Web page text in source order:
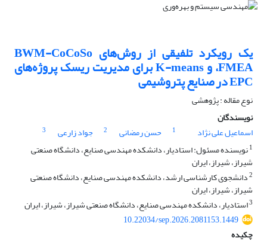
یک رویکرد تلفیقی از روش‌های BWM-CoCoSo
،FMEA و K-means برای مدیریت ریسک پروژه‌های
EPC در صنایع پتروشیمی
نوع مقاله : پژوهشی
نویسندگان
اسماعیل علی نژاد
1 حسن رمضانی 2 جواد زارعی
3
1نویسنده مسئول: استادیار، دانشکده مهندسی صنایع، دانشگاه صنعتی
شیراز، شیراز، ایران
2دانشجوی کارشناسی ارشد، دانشکده مهندسی صنایع، دانشگاه صنعتی
شیراز، شیراز، ایران
3استادیار، دانشکده مهندسی صنایع، دانشگاه صنعتی شیراز، شیراز، ایران
10.22034/sep.2026.2081153.1449
چکیده